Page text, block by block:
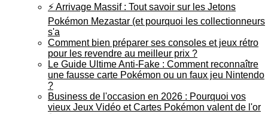
⚡ Arrivage Massif : Tout savoir sur les Jetons
Pokémon Mezastar (et pourquoi les collectionneurs
s'a
Comment bien préparer ses consoles et jeux rétro
pour les revendre au meilleur prix ?
Le Guide Ultime Anti-Fake : Comment reconnaître
une fausse carte Pokémon ou un faux jeu Nintendo
?
Business de l'occasion en 2026 : Pourquoi vos
vieux Jeux Vidéo et Cartes Pokémon valent de l'or